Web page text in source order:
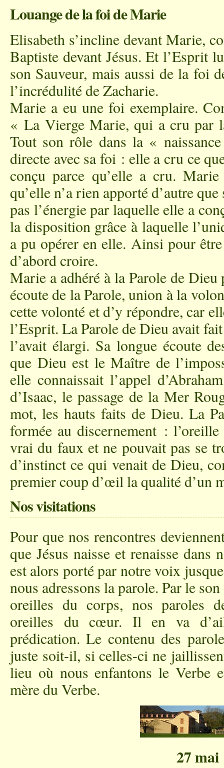
Louange de la foi de Marie
Elisabeth s’incline devant Marie,
Baptiste devant Jésus. Et l’Esprit
son Sauveur, mais aussi de la foi
l’incrédulité de Zacharie.
Marie a eu une foi exemplaire.
« La Vierge Marie, qui a cru par
Tout son rôle dans la «
directe avec sa foi : elle a cru ce
conçu parce qu’elle a cru.
qu’elle n’a rien apporté d’autre
pas l’énergie par laquelle elle a
la disposition grâce à laquelle
a pu opérer en elle. Ainsi pour
d’abord croire.
Marie a adhéré à la Parole de
écoute de la Parole, union à la
cette volonté et d’y répondre, car
l’Esprit. La Parole de Dieu avait
l’avait élargi. Sa longue écoute
que Dieu est le Maître de
elle connaissait l’appel
d’Isaac, le passage de la Mer
mot, les hauts faits de Dieu. La
formée au discernement :
vrai du faux et ne pouvait pas se
d’instinct ce qui venait de Dieu,
premier coup d’œil la qualité d’un
Nos visitations
Pour que nos rencontres
que Jésus naisse et renaisse
est alors porté par notre voix
nous adressons la parole. Par le
oreilles du corps, nos paroles
oreilles du cœur. Il en va
prédication. Le contenu des
juste soit-il, si celles-ci ne
lieu où nous enfantons le Verbe
mère du Verbe.
27 mai